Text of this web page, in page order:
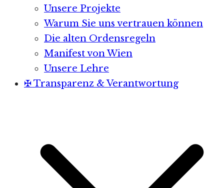
Unsere Projekte
Warum Sie uns vertrauen können
Die alten Ordensregeln
Manifest von Wien
Unsere Lehre
✠ Transparenz & Verantwortung